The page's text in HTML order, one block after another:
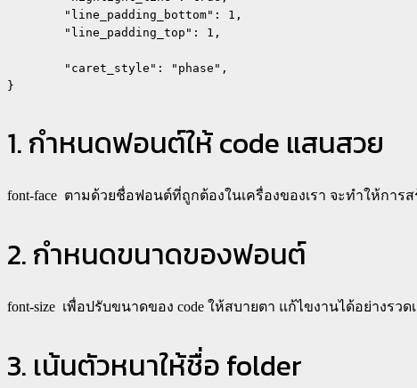
1. กำหนดฟอนต์ให้ code แสนสวย
font-face ตามด้วยชื่อฟอนต์ที่ถูกต้องในเครื่องของเรา จะทำให้การ
2. กำหนดขนาดของฟอนต์
font-size เพื่อปรับขนาดของ code ให้สบายตา แก้ไขงานได้อย่างรวด
3. เน้นตัวหนาให้ชื่อ folder